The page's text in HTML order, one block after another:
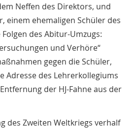
Neffen des Direktors, und
einem ehemaligen Schüler des
des Abitur-Umzugs:
und Verhöre“
gegen die Schüler,
Adresse des Lehrerkollegiums
der HJ-Fahne aus der
des Zweiten Weltkriegs verhalf